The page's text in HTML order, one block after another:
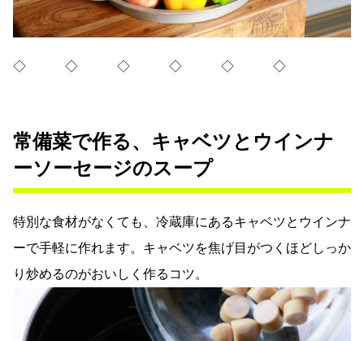
◇ ◇ ◇ ◇ ◇ ◇
常備菜で作る、キャベツとウインナ
ーソーセージのスープ
特別な食材がなくても、冷蔵庫にあるキャベツとウインナ
ーで手軽に作れます。キャベツを焦げ目がつくほどしっか
り炒めるのがおいしく作るコツ。